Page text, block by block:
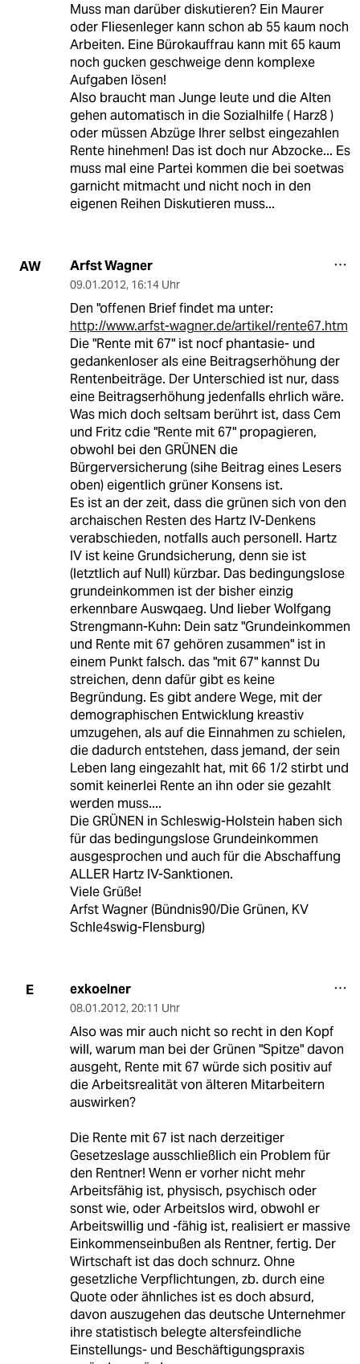
Muss man darüber diskutieren? Ein Maurer
oder Fliesenleger kann schon ab 55 kaum noch
Arbeiten. Eine Bürokauffrau kann mit 65 kaum
noch gucken geschweige denn komplexe
Aufgaben lösen!
Also braucht man Junge leute und die Alten
gehen automatisch in die Sozialhilfe ( Harz8 )
oder müssen Abzüge Ihrer selbst eingezahlen
Rente hinehmen! Das ist doch nur Abzocke... Es
muss mal eine Partei kommen die bei soetwas
garnicht mitmacht und nicht noch in den
eigenen Reihen Diskutieren muss...
AW Arfst Wagner
09.01.2012, 16:14 Uhr
Den "offenen Brief findet ma unter:
http://www.arfst-wagner.de/artikel/rente67.htm
Die "Rente mit 67" ist nocf phantasie- und
gedankenloser als eine Beitragserhöhung der
Rentenbeiträge. Der Unterschied ist nur, dass
eine Beitragserhöhung jedenfalls ehrlich wäre.
Was mich doch seltsam berührt ist, dass Cem
und Fritz cdie "Rente mit 67" propagieren,
obwohl bei den GRÜNEN die
Bürgerversicherung (sihe Beitrag eines Lesers
oben) eigentlich grüner Konsens ist.
Es ist an der zeit, dass die grünen sich von den
archaischen Resten des Hartz IV-Denkens
verabschieden, notfalls auch personell. Hartz
IV ist keine Grundsicherung, denn sie ist
(letztlich auf Null) kürzbar. Das bedingungslose
grundeinkommen ist der bisher einzig
erkennbare Auswqaeg. Und lieber Wolfgang
Strengmann-Kuhn: Dein satz "Grundeinkommen
und Rente mit 67 gehören zusammen" ist in
einem Punkt falsch. das "mit 67" kannst Du
streichen, denn dafür gibt es keine
Begründung. Es gibt andere Wege, mit der
demographischen Entwicklung kreastiv
umzugehen, als auf die Einnahmen zu schielen,
die dadurch entstehen, dass jemand, der sein
Leben lang eingezahlt hat, mit 66 1/2 stirbt und
somit keinerlei Rente an ihn oder sie gezahlt
werden muss....
Die GRÜNEN in Schleswig-Holstein haben sich
für das bedingungslose Grundeinkommen
ausgesprochen und auch für die Abschaffung
ALLER Hartz IV-Sanktionen.
Viele Grüße!
Arfst Wagner (Bündnis90/Die Grünen, KV
Schle4swig-Flensburg)
E exkoelner
08.01.2012, 20:11 Uhr
Also was mir auch nicht so recht in den Kopf
will, warum man bei der Grünen "Spitze" davon
ausgeht, Rente mit 67 würde sich positiv auf
die Arbeitsrealität von älteren Mitarbeitern
auswirken?
Die Rente mit 67 ist nach derzeitiger
Gesetzeslage ausschließlich ein Problem für
den Rentner! Wenn er vorher nicht mehr
Arbeitsfähig ist, physisch, psychisch oder
sonst wie, oder Arbeitslos wird, obwohl er
Arbeitswillig und -fähig ist, realisiert er massive
Einkommenseinbußen als Rentner, fertig. Der
Wirtschaft ist das doch schnurz. Ohne
gesetzliche Verpflichtungen, zb. durch eine
Quote oder ähnliches ist es doch absurd,
davon auszugehen das deutsche Unternehmer
ihre statistisch belegte altersfeindliche
Einstellungs- und Beschäftigungspraxis